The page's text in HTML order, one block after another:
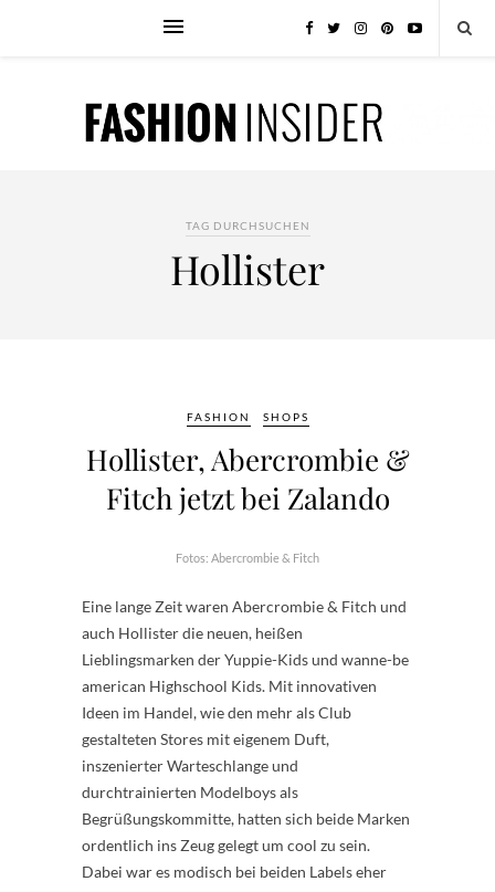
TAG DURCHSUCHEN
Hollister
FASHION SHOPS
Hollister, Abercrombie &
Fitch jetzt bei Zalando
Fotos: Abercrombie & Fitch
Eine lange Zeit waren Abercrombie & Fitch und
auch Hollister die neuen, heißen
Lieblingsmarken der Yuppie-Kids und wanne-be
american Highschool Kids. Mit innovativen
Ideen im Handel, wie den mehr als Club
gestalteten Stores mit eigenem Duft,
inszenierter Warteschlange und
durchtrainierten Modelboys als
Begrüßungskommitte, hatten sich beide Marken
ordentlich ins Zeug gelegt um cool zu sein.
Dabei war es modisch bei beiden Labels eher